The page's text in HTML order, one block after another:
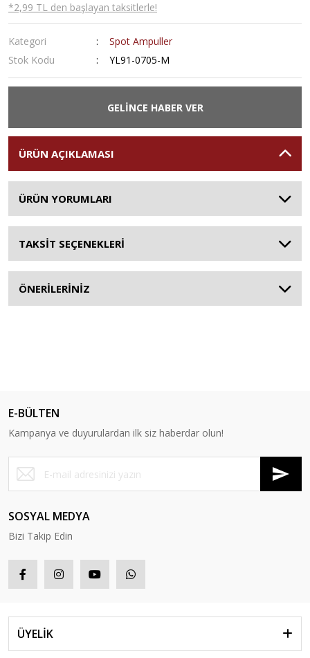
*2,99 TL den başlayan taksitlerle!
Kategori
Spot Ampuller
Stok Kodu
YL91-0705-M
GELİNCE HABER VER
ÜRÜN AÇIKLAMASI
ÜRÜN YORUMLARI
TAKSİT SEÇENEKLERİ
ÖNERİLERİNİZ
E-BÜLTEN
Kampanya ve duyurulardan ilk siz haberdar olun!
SOSYAL MEDYA
Bizi Takip Edin
ÜYELİK